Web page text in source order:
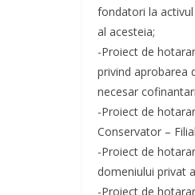
fondatori la
al acesteia;
-Proiect de
privind aprobarea
necesar
-Proiect de
Conservator –
-Proiect de
domeniului privat
-Proiect de